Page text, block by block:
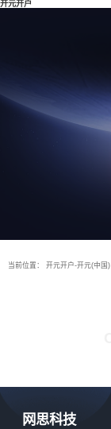
开元开户
当前位置： 开元开户-开元(中国)
网思科技